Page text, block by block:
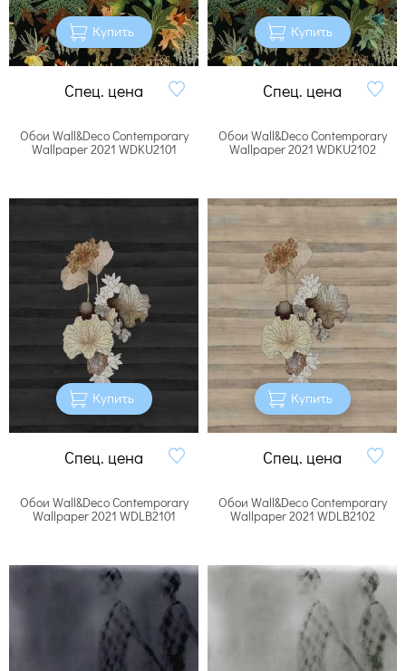
Купить
Спец. цена
Купить
Спец. цена
Обои Wall&Deco Contemporary
Wallpaper 2021 WDKU2101
Купить
Спец. цена
Обои Wall&Deco Contemporary
Wallpaper 2021 WDKU2102
Купить
Спец. цена
Обои Wall&Deco Contemporary
Wallpaper 2021 WDLB2101
Обои Wall&Deco Contemporary
Wallpaper 2021 WDLB2102